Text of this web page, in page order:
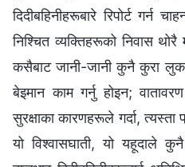
दिदीबहिनीहरूबारे रिपोर्ट गर्न
निश्चित व्यक्तिहरूको निवास
कसैबाट जानी-जानी कुनै कुरा
बेइमान काम गर्नु होइन;
सुरक्षाका कारणहरूले गर्दा,
यो विश्वासघाती, यो यहूदाले